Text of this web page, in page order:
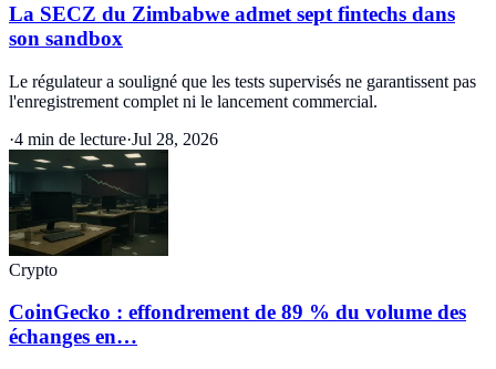
La SECZ du Zimbabwe admet sept fintechs dans
son sandbox
Le régulateur a souligné que les tests supervisés ne garantissent pas
l'enregistrement complet ni le lancement commercial.
·4 min de lecture·Jul 28, 2026
Crypto
CoinGecko : effondrement de 89 % du volume des
échanges en…